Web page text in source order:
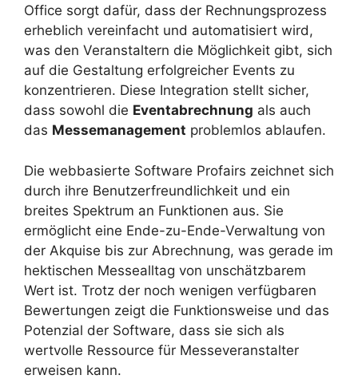
Office sorgt dafür, dass der Rechnungsprozess
erheblich vereinfacht und automatisiert wird,
was den Veranstaltern die Möglichkeit gibt, sich
auf die Gestaltung erfolgreicher Events zu
konzentrieren. Diese Integration stellt sicher,
dass sowohl die Eventabrechnung als auch
das Messemanagement problemlos ablaufen.
Die webbasierte Software Profairs zeichnet sich
durch ihre Benutzerfreundlichkeit und ein
breites Spektrum an Funktionen aus. Sie
ermöglicht eine Ende-zu-Ende-Verwaltung von
der Akquise bis zur Abrechnung, was gerade im
hektischen Messealltag von unschätzbarem
Wert ist. Trotz der noch wenigen verfügbaren
Bewertungen zeigt die Funktionsweise und das
Potenzial der Software, dass sie sich als
wertvolle Ressource für Messeveranstalter
erweisen kann.